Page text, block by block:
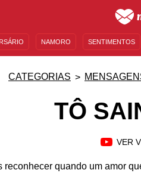
NAMORO SENTIMENTOS
CATEGORIAS
TÔ
VER
reconhecer quando um amor